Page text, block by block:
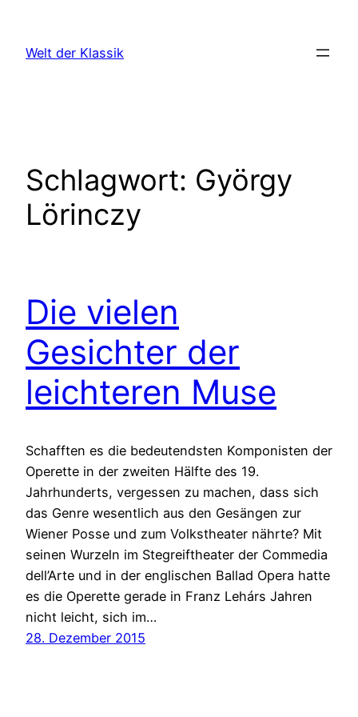
springen
Welt der Klassik
Schlagwort: György
Lörinczy
Die vielen
Gesichter der
leichteren Muse
Schafften es die bedeutendsten Komponisten der
Operette in der zweiten Hälfte des 19.
Jahrhunderts, vergessen zu machen, dass sich
das Genre wesentlich aus den Gesängen zur
Wiener Posse und zum Volkstheater nährte? Mit
seinen Wurzeln im Stegreiftheater der Commedia
dell’Arte und in der englischen Ballad Opera hatte
es die Operette gerade in Franz Lehárs Jahren
nicht leicht, sich im…
28. Dezember 2015